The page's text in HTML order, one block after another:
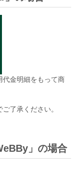
代金明細をもって商
了承ください。
」の場合